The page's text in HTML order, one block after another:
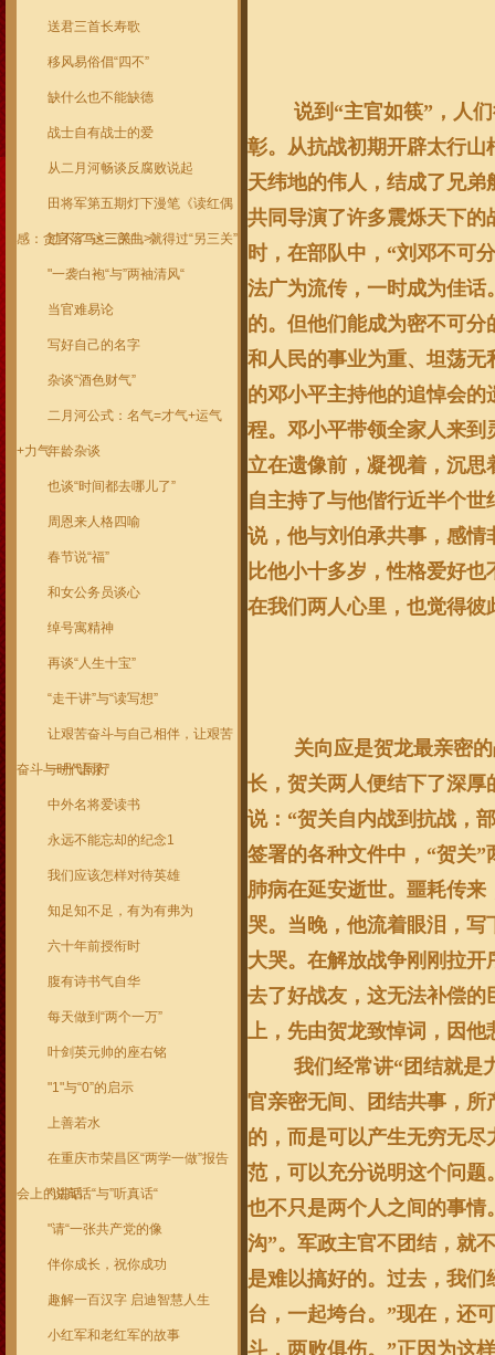
送君三首长寿歌
移风易俗倡“四不”
缺什么也不能缺德
战士自有战士的爱
从二月河畅谈反腐败说起
田将军第五期灯下漫笔《读红偶
感：贪官落马<三部曲>》
过不了“这三关”，就得过“另三关”
"一袭白袍“与”两袖清风“
当官难易论
写好自己的名字
杂谈“酒色财气”
二月河公式：名气=才气+运气
+力气年龄杂谈
也谈“时间都去哪儿了”
周恩来人格四喻
春节说“福”
和女公务员谈心
绰号寓精神
再谈“人生十宝”
“走干讲”与“读写想”
让艰苦奋斗与自己相伴，让艰苦
奋斗与时代同行
一丹“语录”
中外名将爱读书
永远不能忘却的纪念1
我们应该怎样对待英雄
知足知不足，有为有弗为
六十年前授衔时
腹有诗书气自华
每天做到“两个一万”
叶剑英元帅的座右铭
"1"与“0”的启示
上善若水
在重庆市荣昌区“两学一做”报告
会上的讲话"说真话“与”听真话“
"请“一张共产党的像
伴你成长，祝你成功
趣解一百汉字 启迪智慧人生
小红军和老红军的故事
说到“主官如筷”，人
彰。从抗战初期开辟太行
天纬地的伟人，结成了兄
共同导演了许多震烁天下
时，在部队中，“刘邓不可
法广为流传，一时成为佳
的。但他们能成为密不可
和人民的事业为重、坦荡无
的邓小平主持他的追悼会的
程。邓小平带领全家人来
立在遗像前，凝视着，沉
自主持了与他偕行近半个
说，他与刘伯承共事，感
比他小十多岁，性格爱好
在我们两人心里，也觉得彼
关向应是贺龙最亲密
长，贺关两人便结下了深
说：“贺关自内战到抗战，
签署的各种文件中，“贺关
肺病在延安逝世。噩耗传
哭。当晚，他流着眼泪，
大哭。在解放战争刚刚拉
去了好战友，这无法补偿
上，先由贺龙致悼词，因
我们经常讲“团结就是
官亲密无间、团结共事，所
的，而是可以产生无穷无
范，可以充分说明这个问
也不只是两个人之间的事
沟”。军政主官不团结，就
是难以搞好的。过去，我
台，一起垮台。”现在，还
斗，两败俱伤。”正因为这